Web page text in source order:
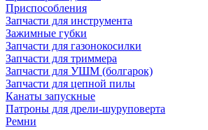
Приспособления
Запчасти для инструмента
Зажимные губки
Запчасти для газонокосилки
Запчасти для триммера
Запчасти для УШМ (болгарок)
Запчасти для цепной пилы
Канаты запускные
Патроны для дрели-шуруповерта
Ремни